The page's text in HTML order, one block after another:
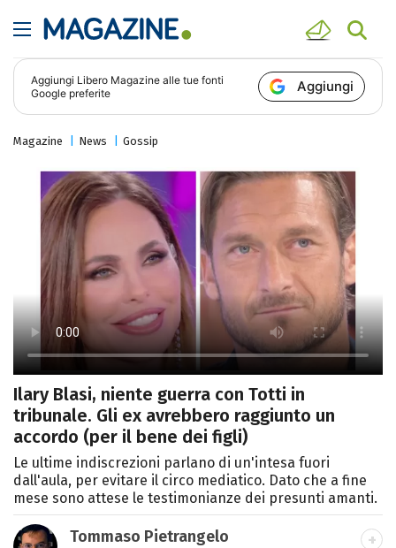
Aggiungi Libero Magazine alle tue fonti
Google preferite
Aggiungi
Magazine News Gossip
Ilary Blasi, niente guerra con Totti in
tribunale. Gli ex avrebbero raggiunto un
accordo (per il bene dei figli)
Le ultime indiscrezioni parlano di un'intesa fuori
dall'aula, per evitare il circo mediatico. Dato che a fine
mese sono attese le testimonianze dei presunti amanti.
Tommaso Pietrangelo